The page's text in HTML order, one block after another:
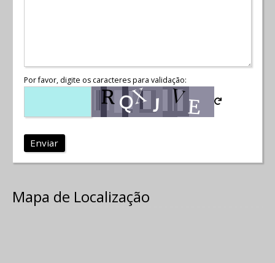
Por favor, digite os caracteres para validação:
Enviar
Mapa de Localização